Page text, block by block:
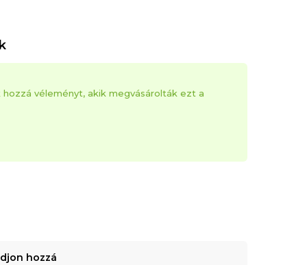
hozzá véleményt, akik megvásárolták ezt a
hozzá